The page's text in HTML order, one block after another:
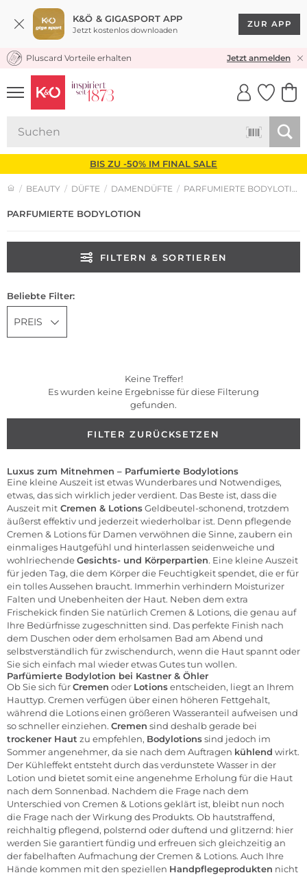
K&Ö & GIGASPORT APP
Jetzt kostenlos downloaden
ZUR APP
KOSTENLOSER VERSAND* & RÜCKVERSAND
Pluscard Vorteile erhalten Jetzt anmelden
UNSERE APP
CLICK &
BIS ZU -50% IM FINAL SALE
BEAUTY DÜFTE DAMENDÜFTE PARFUMIERTE BODYLOTION
PARFUMIERTE BODYLOTION
FILTERN & SORTIEREN
Beliebte Filter:
PREIS
Keine Treffer!
Es wurden keine Ergebnisse für diese Filterung
gefunden.
FILTER ZURÜCKSETZEN
Luxus zum Mitnehmen – Parfumierte Bodylotions
Eine kleine Auszeit ist etwas Wunderbares und Notwendiges,
etwas, das sich wirklich jeder verdient. Das Beste ist, dass die
Auszeit mit Cremen & LotionsGeldbeutel-schonend, trotzdem
äußerst effektiv und jederzeit wiederholbar ist. Denn pflegende
Cremen & Lotions für Damen verwöhnen die Sinne, zaubern ein
einmaliges Hautgefühl und hinterlassen seidenweiche und
wohlriechendeGesichts- und Körperpartien. Eine kleine Auszeit
für jeden Tag, die dem Körper die Feuchtigkeit spendet, die er für
ein tolles Aussehen braucht. Immerhin verhindern Moisturizer
Falten und Unebenheiten der Haut. Neben dem extra
Frischekick finden Sie natürlich Cremen & Lotions, die genau auf
Ihre Bedürfnisse zugeschnitten sind. Das perfekte Finish nach
dem Duschen oder dem erholsamen Bad am Abend und
selbstverständlich für zwischendurch, wenn die Haut spannt oder
Sie sich einfach mal wieder etwas Gutes tun wollen.
Parfümierte Bodylotion bei Kastner & Öhler
Ob Sie sich fürCremen oder Lotionsentscheiden, liegt an Ihrem
Hauttyp. Cremen verfügen über einen höheren Fettgehalt,
während die Lotions einen größeren Wasseranteil aufweisen und
so schneller einziehen. Cremen sind deshalb gerade bei
trockener Haut zu empfehlen, Bodylotionssind jedoch im
Sommer angenehmer, da sie nach dem Auftragen kühlend wirkt.
Der Kühleffekt entsteht durch das verdunstete Wasser in der
Lotion und bietet somit eine angenehme Erholung für die Haut
nach dem Sonnenbad. Nachdem die Frage nach dem
Unterschied von Cremen & Lotions geklärt ist, bleibt nun noch
die Frage nach der Wirkung des Produkts. Ob hautstraffend,
reichhaltig pflegend, polsternd oder duftend und glitzernd: hier
werden Sie garantiert fündig und erfreuen sich gleichzeitig an
der fabelhaften Aufmachung der Cremen & Lotions. Auch Ihre
Hände kommen mit den speziellen Handpflegeprodukten nicht